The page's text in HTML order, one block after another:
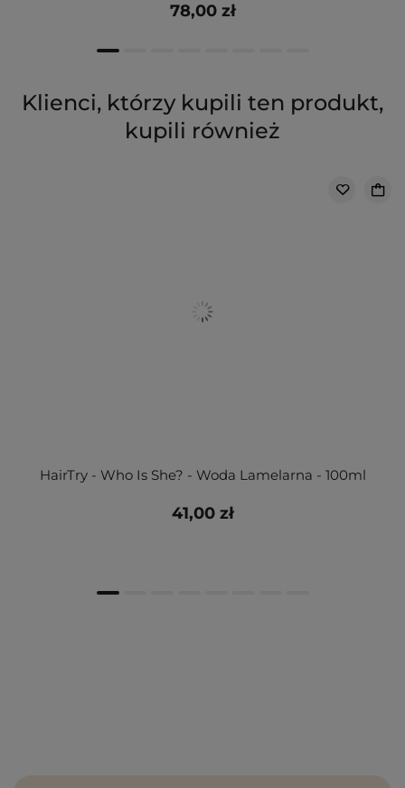
78,00 zł
Klienci, którzy kupili ten produkt,
kupili również
HairTry - Who Is She? - Woda Lamelarna - 100ml
41,00 zł